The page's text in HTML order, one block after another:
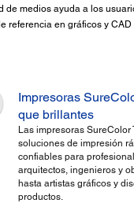
de medios ayuda a los
referencia en gráficos y
Impresoras
que brillantes
Las impresoras SureColor
soluciones de impresión
confiables para
arquitectos, ingenieros y
hasta artistas gráficos y
productos.